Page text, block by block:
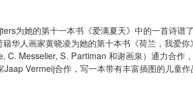
为她的第十一本书《爱满夏天》中的一首诗谱
华人画家黄晓凌为她的第十本书《荷兰，我爱
C. Messelier, S. Partiman 和谢画泉）通力合作
Vermeij合作，写一本带有丰富插图的儿童作